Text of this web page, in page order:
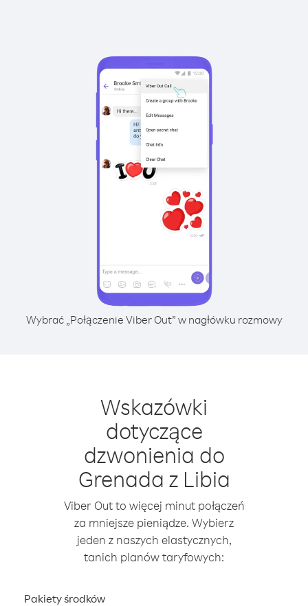
Wybrać „Połączenie Viber Out” w nagłówku rozmowy
Wskazówki
dotyczące
dzwonienia do
Grenada z Libia
Viber Out to więcej minut połączeń
za mniejsze pieniądze. Wybierz
jeden z naszych elastycznych,
tanich planów taryfowych:
Pakiety środków